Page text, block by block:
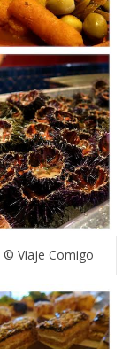
© Viaje Comigo